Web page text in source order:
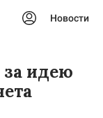
Новости
идею